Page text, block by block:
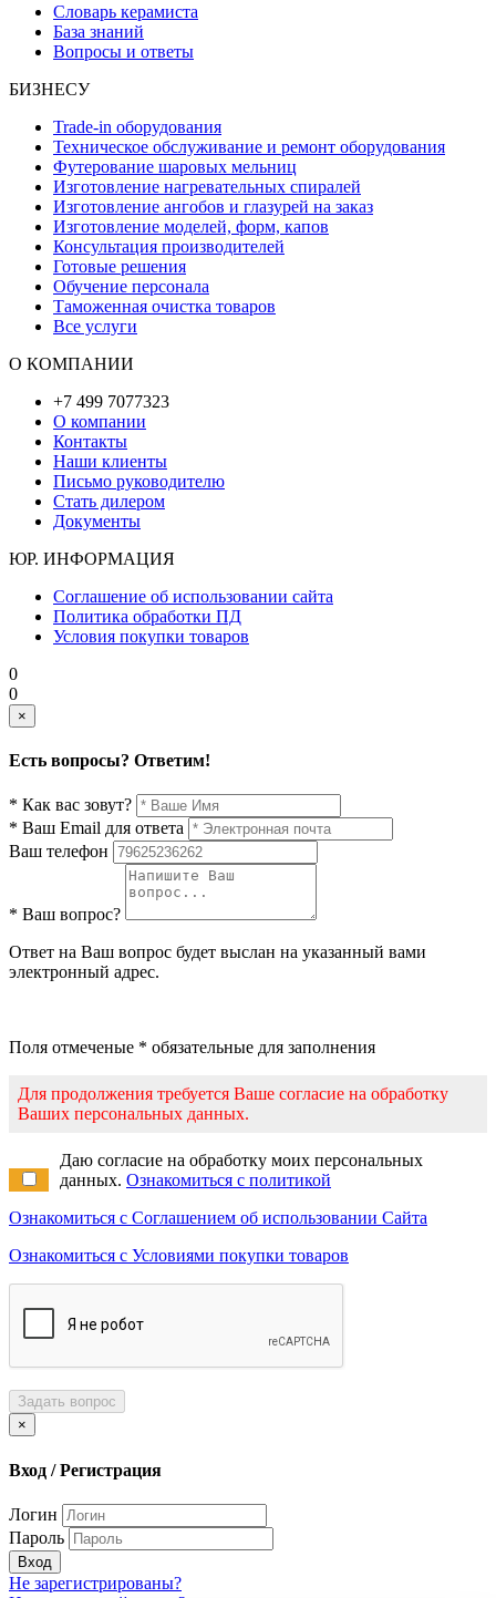
Словарь керамиста
База знаний
Вопросы и ответы
БИЗНЕСУ
Trade-in оборудования
Техническое обслуживание и ремонт оборудования
Футерование шаровых мельниц
Изготовление нагревательных спиралей
Изготовление ангобов и глазурей на заказ
Изготовление моделей, форм, капов
Консультация производителей
Готовые решения
Обучение персонала
Таможенная очистка товаров
Все услуги
О КОМПАНИИ
+7 499 7077323
О компании
Контакты
Наши клиенты
Письмо руководителю
Стать дилером
Документы
ЮР. ИНФОРМАЦИЯ
Соглашение об использовании сайта
Политика обработки ПД
Условия покупки товаров
0
0
×
Есть вопросы? Ответим!
* Как вас зовут?
* Ваш Email для ответа
Ваш телефон
* Ваш вопрос?
Ответ на Ваш вопрос будет выслан на указанный вами
электронный адрес.
Поля отмеченые * обязательные для заполнения
Для продолжения требуется Ваше согласие на обработку
Ваших персональных данных.
Даю согласие на обработку моих персональных
данных. Ознакомиться с политикой
Ознакомиться с Соглашением об использовании Сайта
Ознакомиться с Условиями покупки товаров
Задать вопрос
×
Вход / Регистрация
Логин
Пароль
Вход
Не зарегистрированы?